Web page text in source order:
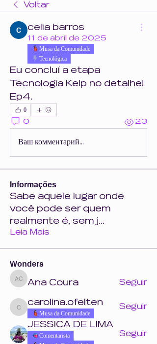
Voltar
celia barros
11 de abril de 2025
Musa da Comunidade
Tecnológica
Eu concluí a etapa
Tecnologia Kelp no detalhe!
Ep4.
0
0 23
Ваш комментарий...
Informações
Sabe aquele lugar onde
você pode ser quem
realmente é, sem j...
Leia Mais
Wonders
Ana Coura
Ana Coura Seguir
carolina.ofelten
carolina.ofelten
Musa da Comunidade
Seguir
JESSICA DE LIMA
Comentarista
Seguir